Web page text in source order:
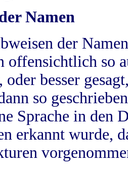
Namen
der
offensichtlich so
oder besser
so
Sprache in
erkannt wurde,